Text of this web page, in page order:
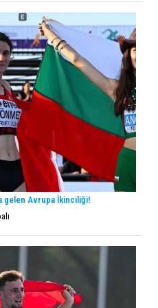
gelen Avrupa İkinciliği!